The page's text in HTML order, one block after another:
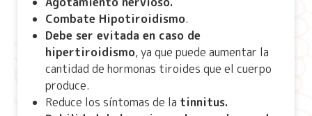
Combate Hipotiroidismo.
Debe ser evitada en caso de
hipertiroidismo, ya que puede aumentar la
cantidad de hormonas tiroides que el cuerpo
produce.
Reduce los síntomas de la tinnitus.